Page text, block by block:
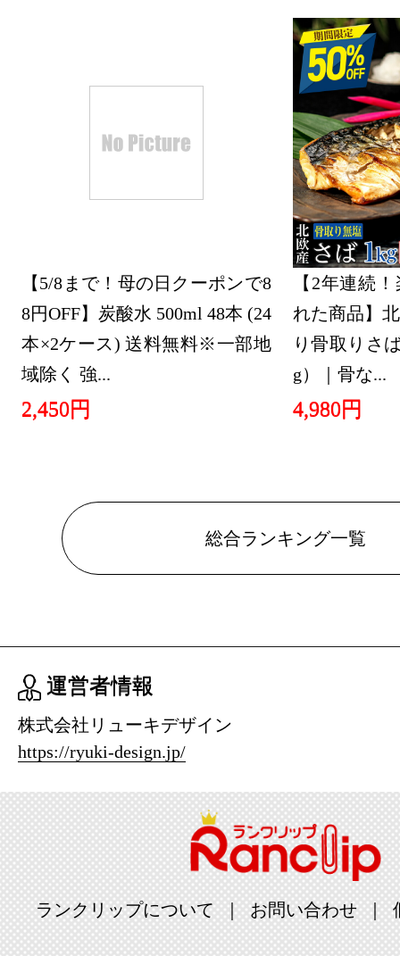
ランキング
2026/06/04
総合ラン
ランキング
【5/8まで！母の日クーポンで8
8円OFF】炭酸水 500ml 48本 (24
本×2ケース) 送料無料※一部地
域除く 強...
2,450円
【2年連続
れた商品】
り骨取りさ
g）｜骨な...
4,980円
総合ランキング一覧
運営者情報
株式会社リューキデザイン
https://ryuki-design.jp/
ランクリップについて お問い合わせ